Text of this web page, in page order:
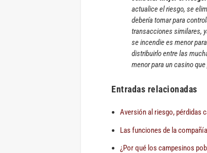
actualice el riesgo, se
debería tomar para
transacciones similares,
se incendie es menor
distribuirlo entre las
menor para un casino
Entradas relacionadas
Aversión al riesgo, pérdidas
Las funciones de la
¿Por qué los campesinos